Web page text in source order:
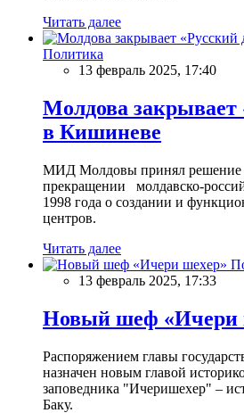
Читать далее
Политика
13 февраль 2025, 17:40
Молдова закрывает
в Кишиневе
МИД Молдовы принял решение
прекращении молдавско-
1998 года о создании и
центров.
Читать далее
13 февраль 2025, 17:33
Новый шеф «Ичери
Распоряжением главы
назначен новым главой
заповедника "Ичеришехер" –
Баку.